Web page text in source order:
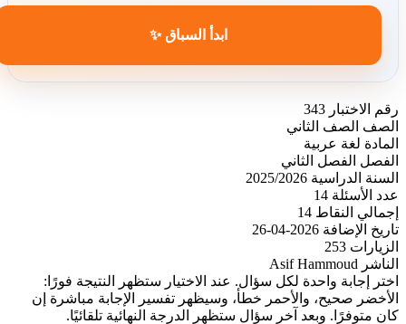
ابدأ السباق ✨
رقم الاختبار 343
الصف
الصف الثاني
المادة لغة عربية
الفصل
الفصل الثاني
السنة الدراسية 2025/2026
عدد الأسئلة 14
إجمالي النقاط 14
تاريخ الإضافة 2026-04-26
الزيارات 253
الناشر Asif Hammoud
اختر إجابة واحدة لكل سؤال. عند الاختيار ستظهر النتيجة فورًا:
الأخضر صحيح، والأحمر خطأ، وسيظهر تفسير الإجابة مباشرة إن
كان متوفرًا. وبعد آخر سؤال ستظهر الدرجة النهائية تلقائيًا.